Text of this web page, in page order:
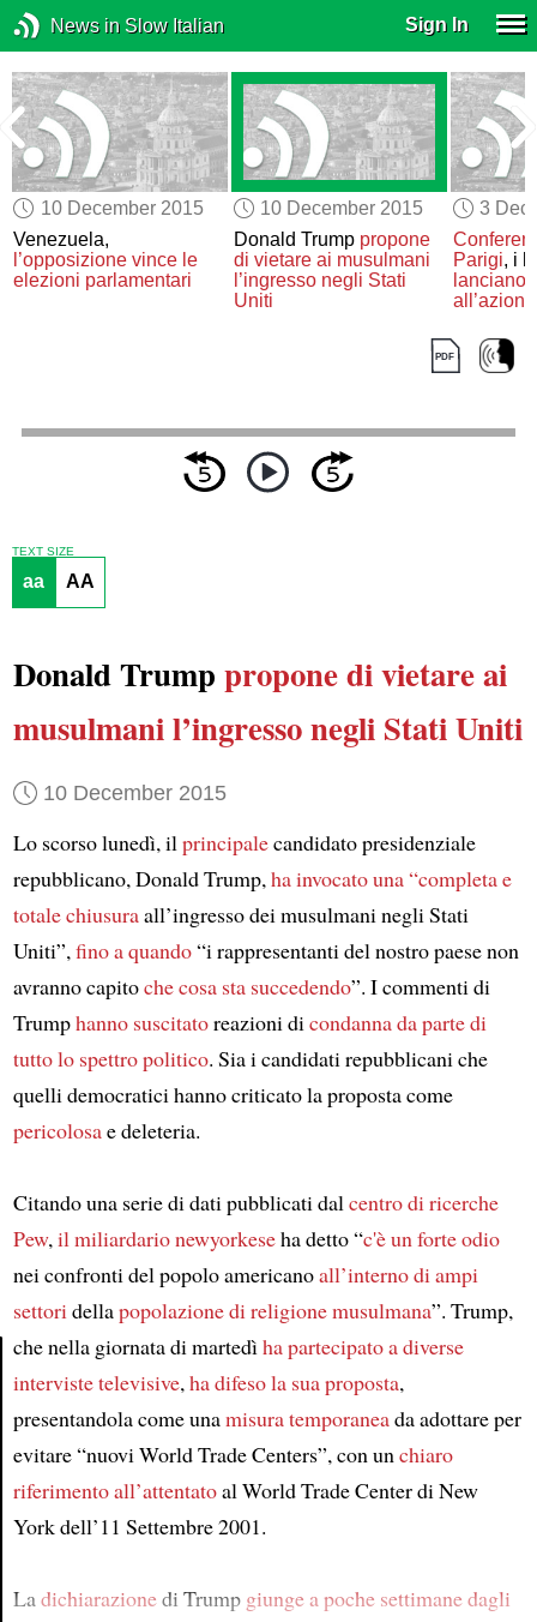
News in Slow Italian Sign In
10 December 2015
Venezuela,
l’opposizione vince le
elezioni parlamentari
10 December 2015
Donald Trump propone
di vietare ai musulmani
l’ingresso negli Stati
Uniti
3
Parigi, i
lanciano
all’azione
TEXT SIZE
aa AA
Donald Trump propone di vietare ai
musulmanil’ingresso negli Stati Uniti
10 December 2015
Lo scorso lunedì, ilprincipalecandidato presidenziale
repubblicano, Donald Trump,ha invocato una “completa e
totale chiusuraall’ingresso dei musulmani negli Stati
Uniti”,fino a quando“i rappresentanti del nostro paese non
avranno capitoche cosa sta succedendo”. I commenti di
Trumphanno suscitatoreazioni dicondannada parte di
tutto lo spettro politico. Sia i candidati repubblicani che
quelli democratici hanno criticato la proposta come
pericolosae deleteria.
Citando una serie di dati pubblicati dalcentro di ricerche
Pew,il miliardario newyorkeseha detto “c'è un forte odio
nei confronti del popolo americanoall’interno di ampi
settoridellapopolazione di religione musulmana”. Trump,
che nella giornata di martedìha partecipatoa diverse
interviste televisive,ha difeso la sua proposta,
presentandola come unamisura temporaneada adottare per
evitare “nuovi World Trade Centers”, con unchiaro
riferimentoall’attentatoal World Trade Center di New
York dell’11 Settembre 2001.
Ladichiarazionedi Trump giungea poche settimane dagli